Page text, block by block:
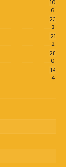
10
6
23
3
21
2
28
0
14
4